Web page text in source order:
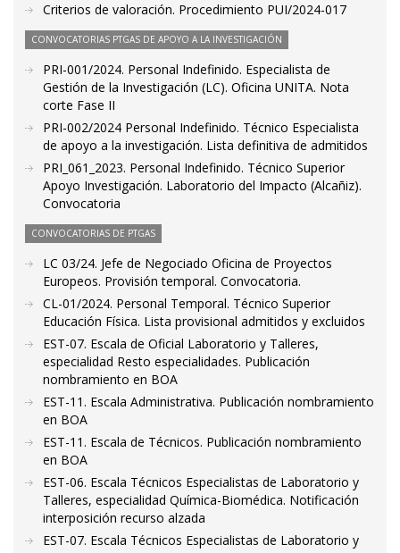
Criterios de valoración. Procedimiento PUI/2024-017
CONVOCATORIAS PTGAS DE APOYO A LA INVESTIGACIÓN
PRI-001/2024. Personal Indefinido. Especialista de
Gestión de la Investigación (LC). Oficina UNITA. Nota
corte Fase II
PRI-002/2024 Personal Indefinido. Técnico Especialista
de apoyo a la investigación. Lista definitiva de admitidos
PRI_061_2023. Personal Indefinido. Técnico Superior
Apoyo Investigación. Laboratorio del Impacto (Alcañiz).
Convocatoria
CONVOCATORIAS DE PTGAS
LC 03/24. Jefe de Negociado Oficina de Proyectos
Europeos. Provisión temporal. Convocatoria.
CL-01/2024. Personal Temporal. Técnico Superior
Educación Física. Lista provisional admitidos y excluidos
EST-07. Escala de Oficial Laboratorio y Talleres,
especialidad Resto especialidades. Publicación
nombramiento en BOA
EST-11. Escala Administrativa. Publicación nombramiento
en BOA
EST-11. Escala de Técnicos. Publicación nombramiento
en BOA
EST-06. Escala Técnicos Especialistas de Laboratorio y
Talleres, especialidad Química-Biomédica. Notificación
interposición recurso alzada
EST-07. Escala Técnicos Especialistas de Laboratorio y